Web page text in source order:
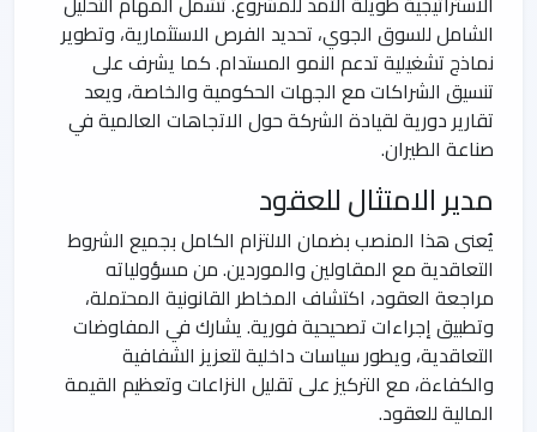
الشامل للسوق الجوي، تحديد الفرص الاستثمارية، وتطوير
نماذج تشغيلية تدعم النمو المستدام. كما يشرف على
تنسيق الشراكات مع الجهات الحكومية والخاصة، ويعد
تقارير دورية لقيادة الشركة حول الاتجاهات العالمية في
صناعة الطيران.
مدير الامتثال للعقود
يُعنى هذا المنصب بضمان الالتزام الكامل بجميع الشروط
التعاقدية مع المقاولين والموردين. من مسؤولياته
مراجعة العقود، اكتشاف المخاطر القانونية المحتملة،
وتطبيق إجراءات تصحيحية فورية. يشارك في المفاوضات
التعاقدية، ويطور سياسات داخلية لتعزيز الشفافية
والكفاءة، مع التركيز على تقليل النزاعات وتعظيم القيمة
المالية للعقود.